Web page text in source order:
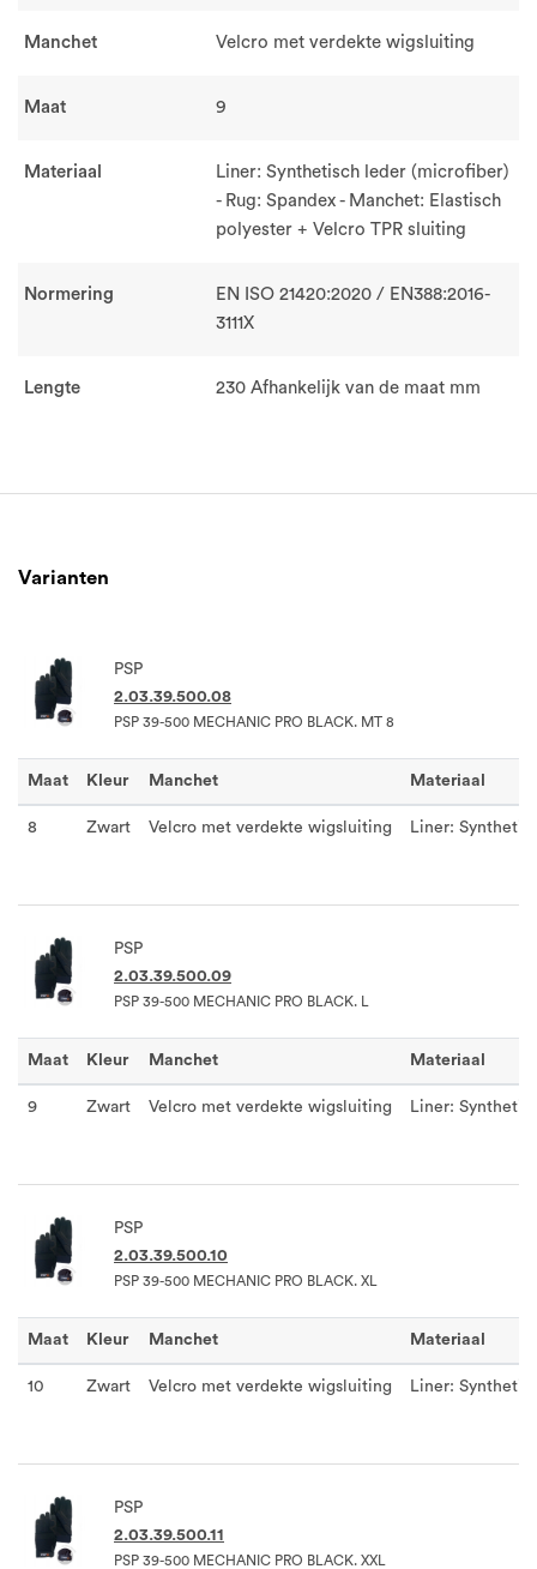
Manchet Velcro met verdekte wigsluiting
Maat 9
Materiaal
Liner: Synthetisch leder (microfiber)
- Rug: Spandex - Manchet: Elastisch
polyester + Velcro TPR sluiting
Normering
EN ISO 21420:2020 / EN388:2016-
3111X
Lengte 230 Afhankelijk van de maat mm
Varianten
PSP
2.03.39.500.08
PSP 39-500 MECHANIC PRO BLACK. MT 8
Maat Kleur Manchet Materiaal
8 Zwart Velcro met verdekte wigsluiting Liner:
PSP
2.03.39.500.09
PSP 39-500 MECHANIC PRO BLACK. L
Maat Kleur Manchet Materiaal
9 Zwart Velcro met verdekte wigsluiting Liner:
PSP
2.03.39.500.10
PSP 39-500 MECHANIC PRO BLACK. XL
Maat Kleur Manchet Materiaal
10 Zwart Velcro met verdekte wigsluiting Liner:
PSP
2.03.39.500.11
PSP 39-500 MECHANIC PRO BLACK. XXL